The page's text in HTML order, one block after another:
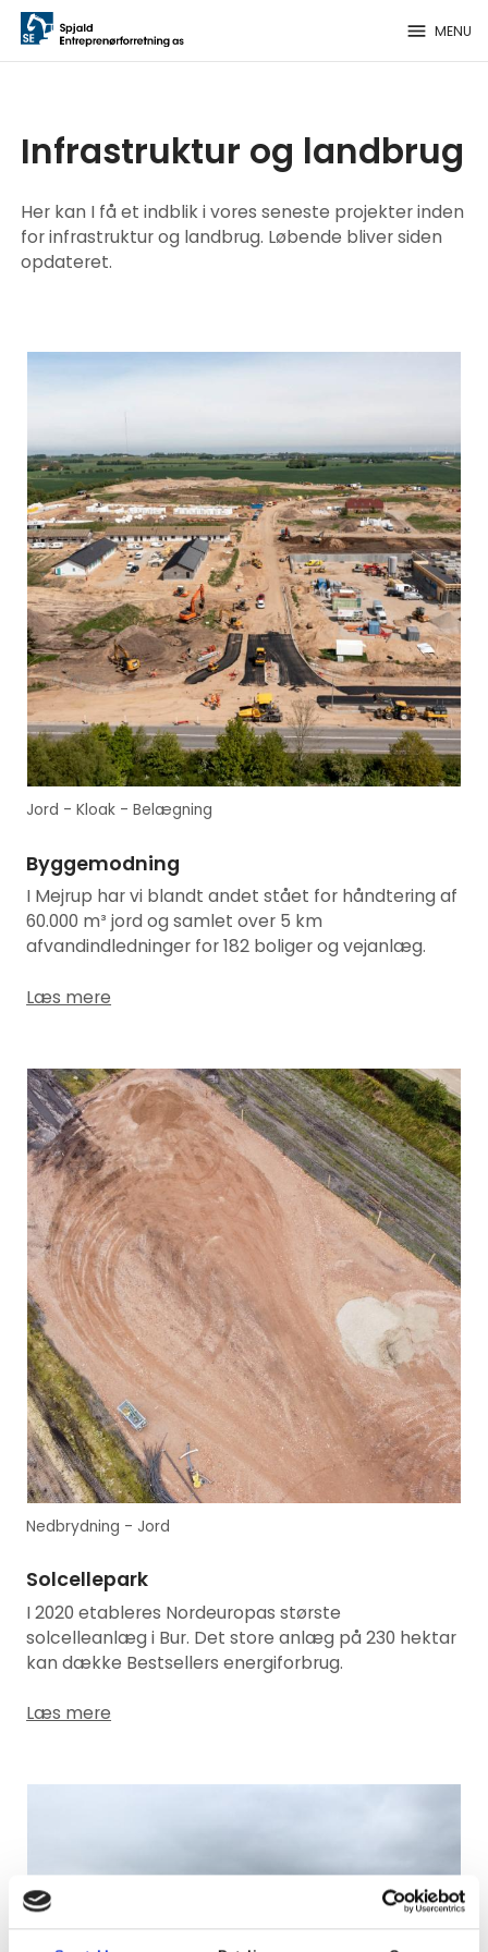
menu MENU
Infrastruktur og landbrug
Her kan I få et indblik i vores seneste projekter inden
for infrastruktur og landbrug. Løbende bliver siden
opdateret.
Jord - Kloak - Belægning
Byggemodning
I Mejrup har vi blandt andet stået for håndtering af
60.000 m³ jord og samlet over 5 km
afvandindledninger for 182 boliger og vejanlæg.
Læs mere
Nedbrydning - Jord
Solcellepark
I 2020 etableres Nordeuropas største
solcelleanlæg i Bur. Det store anlæg på 230 hektar
kan dække Bestsellers energiforbrug.
Læs mere